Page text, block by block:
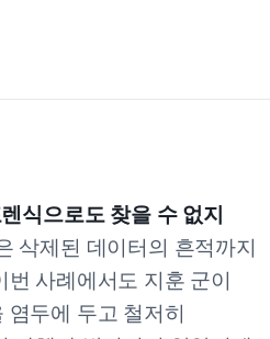
식으로도 찾을 수 없지
삭제된 데이터의 흔적까지
사례에서도 지훈 군이
두에 두고 철저히